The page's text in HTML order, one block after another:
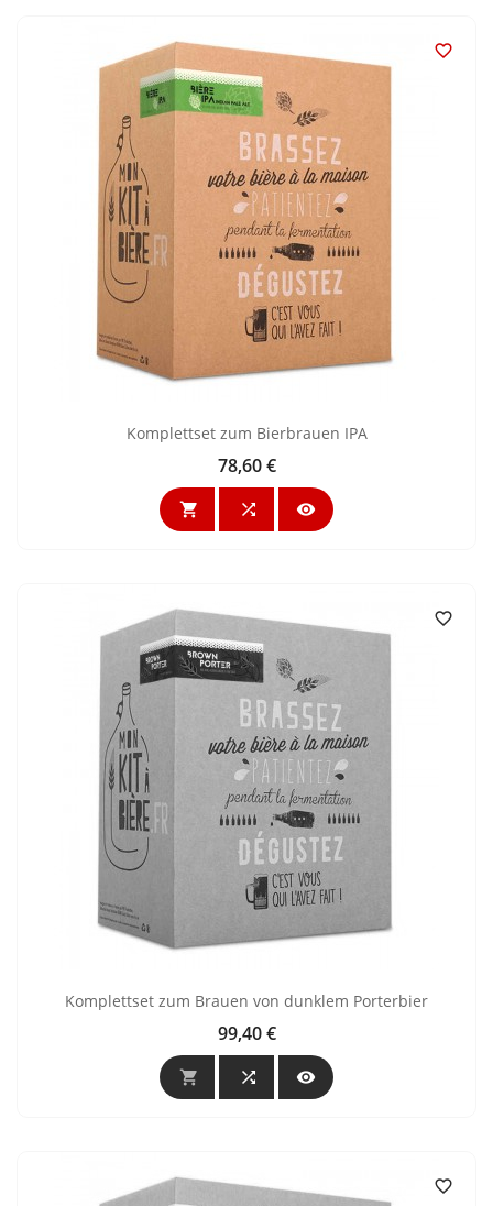

Komplettset zum Bierbrauen IPA
Preis
78,60 €
  

Komplettset zum Brauen von dunklem Porterbier
Preis
99,40 €
  
